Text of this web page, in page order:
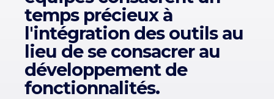
temps précieux à
l'intégration des outils au
lieu de se consacrer au
développement de
fonctionnalités.